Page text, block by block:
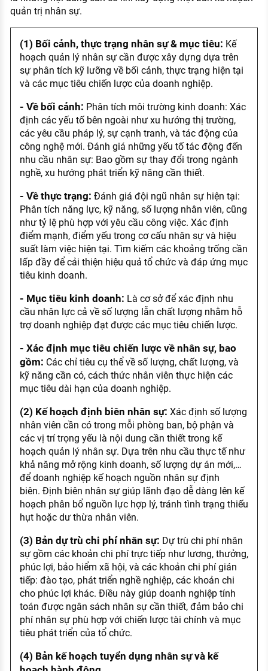
quản trị nhân sự.
(1) Bối cảnh, thực trạng nhân sự & mục tiêu: Kế
hoạch quản lý nhân sự cần được xây dựng dựa trên
sự phân tích kỹ lưỡng về bối cảnh, thực trạng hiện tại
và các mục tiêu chiến lược của doanh nghiệp.
- Về bối cảnh: Phân tích môi trường kinh doanh: Xác
định các yếu tố bên ngoài như xu hướng thị trường,
các yêu cầu pháp lý, sự cạnh tranh, và tác động của
công nghệ mới. Đánh giá những yếu tố tác động đến
nhu cầu nhân sự: Bao gồm sự thay đổi trong ngành
nghề, xu hướng phát triển kỹ năng cần thiết.
- Về thực trạng: Đánh giá đội ngũ nhân sự hiện tại:
Phân tích năng lực, kỹ năng, số lượng nhân viên, cũng
như tỷ lệ phù hợp với yêu cầu công việc. Xác định
điểm mạnh, điểm yếu trong cơ cấu nhân sự và hiệu
suất làm việc hiện tại. Tìm kiếm các khoảng trống cần
lấp đầy để cải thiện hiệu quả tổ chức và đáp ứng mục
tiêu kinh doanh.
- Mục tiêu kinh doanh: Là cơ sở để xác định nhu
cầu nhân lực cả về số lượng lẫn chất lượng nhằm hỗ
trợ doanh nghiệp đạt được các mục tiêu chiến lược.
- Xác định mục tiêu chiến lược về nhân sự, bao
gồm: Các chỉ tiêu cụ thể về số lượng, chất lượng, và
kỹ năng cần có, cách thức nhân viên thực hiện các
mục tiêu dài hạn của doanh nghiệp.
(2) Kế hoạch định biên nhân sự: Xác định số lượng
nhân viên cần có trong mỗi phòng ban, bộ phận và
các vị trí trọng yếu là nội dung cần thiết trong kế
hoạch quản lý nhân sự. Dựa trên nhu cầu thực tế như
khả năng mở rộng kinh doanh, số lượng dự án mới,…
để doanh nghiệp kế hoạch nguồn nhân sự định
biên. Định biên nhân sự giúp lãnh đạo dễ dàng lên kế
hoạch phân bổ nguồn lực hợp lý, tránh tình trạng thiếu
hụt hoặc dư thừa nhân viên.
(3) Bản dự trù chi phí nhân sự: Dự trù chi phí nhân
sự gồm các khoản chi phí trực tiếp như lương, thưởng,
phúc lợi, bảo hiểm xã hội, và các khoản chi phí gián
tiếp: đào tạo, phát triển nghề nghiệp, các khoản chi
cho phúc lợi khác. Điều này giúp doanh nghiệp tính
toán được ngân sách nhân sự cần thiết, đảm bảo chi
phí nhân sự phù hợp với chiến lược tài chính và mục
tiêu phát triển của tổ chức.
(4) Bản kế hoạch tuyển dụng nhân sự và kế